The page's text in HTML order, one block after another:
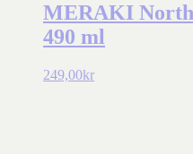
MERAKI
490 ml
249,00kr